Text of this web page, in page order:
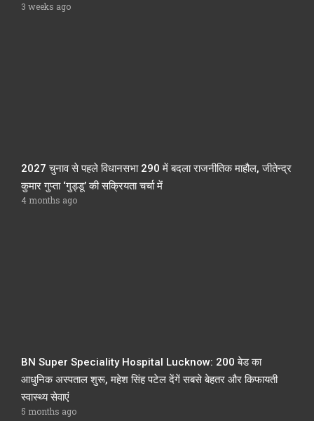
3 weeks ago
2027 चुनाव से पहले विधानसभा 290 में बदला राजनीतिक माहौल, जीतेन्द्र
कुमार गुप्ता ‘गुड्डू’ की सक्रियता चर्चा में
4 months ago
BN Super Speciality Hospital Lucknow: 200 बेड का
आधुनिक अस्पताल शुरू, महेश सिंह पटेल देंगें सबसे बेहतर और किफायती
स्वास्थ्य सेवाएं
5 months ago